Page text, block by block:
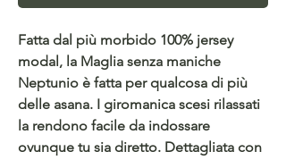
Fatta dal più morbido 100% jersey
modal, la Maglia senza maniche
Neptunio è fatta per qualcosa di più
delle asana. I giromanica scesi rilassati
la rendono facile da indossare
ovunque tu sia diretto. Dettagliata con